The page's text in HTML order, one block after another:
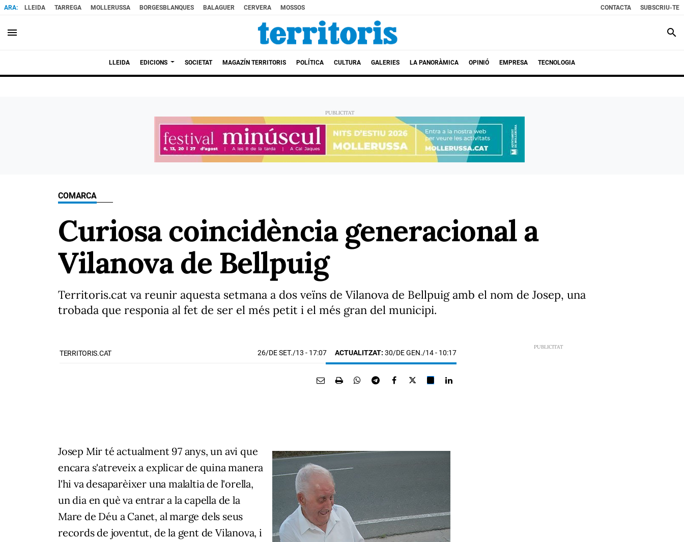
LLEIDA TARREGA MOLLERUSSA BORGESBLANQUES BALAGUER CERVERA MOSSOS CONTACTA SUBSCRIU-TE
menu search
LLEIDA EDICIONS SOCIETAT MAGAZÍN TERRITORIS POLÍTICA CULTURA GALERIES LA PANORÀMICA OPINIÓ EMPRESA TECNOLOGIA
COMARCA
Curiosa coincidència generacional a
Vilanova de Bellpuig
Territoris.cat va reunir aquesta setmana a dos veïns de Vilanova de Bellpuig amb el nom de Josep, una
trobada que responia al fet de ser el més petit i el més gran del municipi.
TERRITORIS.CAT 26/DE SET./13 - 17:07 ACTUALITZAT: 30/DE GEN./14 - 10:17
Josep Mir té actualment 97 anys, un avi que
encara s'atreveix a explicar de quina manera
l'hi va desaparèixer una malaltia de l'orella,
un dia en què va entrar a la capella de la
Mare de Déu a Canet, al marge dels seus
records de joventut, de la gent de Vilanova, i